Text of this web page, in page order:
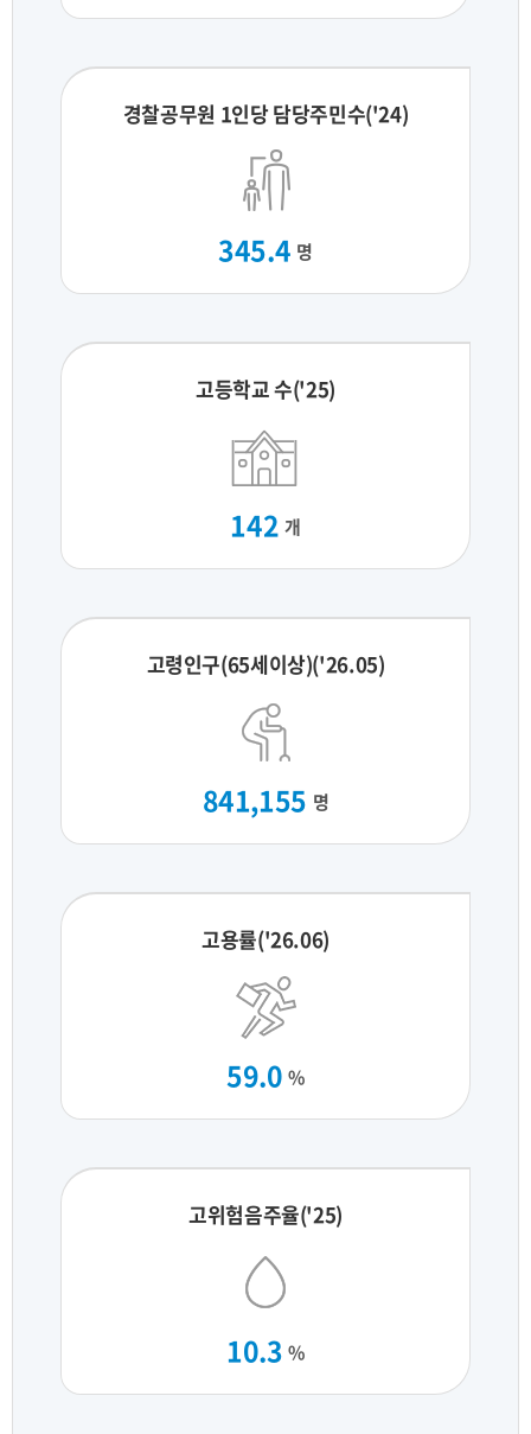
경찰공무원 1인당 담당주민수('24)
345.4 명
고등학교 수('25)
142 개
고령인구(65세이상)('26.05)
841,155 명
고용률('26.06)
59.0 %
고위험음주율('25)
10.3 %